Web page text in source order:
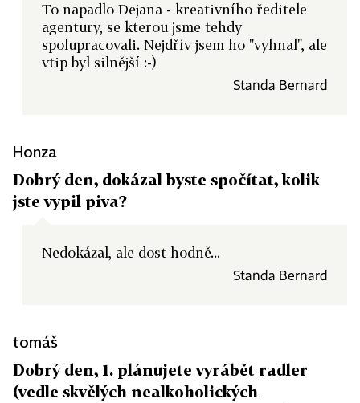
To napadlo Dejana - kreativního ředitele
agentury, se kterou jsme tehdy
spolupracovali. Nejdřív jsem ho "vyhnal", ale
vtip byl silnější :-)
Standa Bernard
Honza
Dobrý den, dokázal byste spočítat, kolik
jste vypil piva?
Nedokázal, ale dost hodně...
Standa Bernard
tomáš
Dobrý den, 1. plánujete vyrábět radler
(vedle skvělých nealkoholických